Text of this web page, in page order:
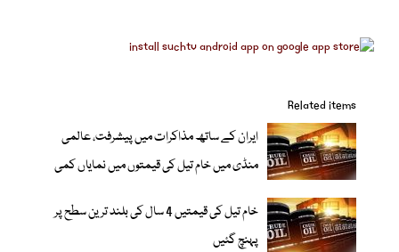
Related items
ایران کے ساتھ مذاکرات میں پیشرفت، عالمی
منڈی میں خام تیل کی قیمتوں میں نمایاں کمی
خام تیل کی قیمتیں 4 سال کی بلند ترین سطح پر
پہنچ گئیں